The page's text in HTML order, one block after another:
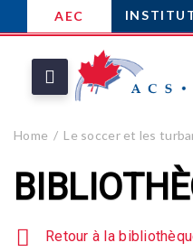
AEC
Home Le soccer et les
Retour à la